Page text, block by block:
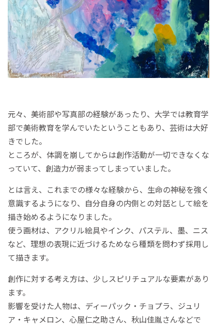
元々、美術部や写真部の経験があったり、大学では教育学
部で美術教育を学んでいたということもあり、芸術は大好
きでした。
ところが、体調を崩してからは創作活動が一切できなくな
っていて、創造力が弱まってしまっていました。
とは言え、これまでの様々な経験から、生命の神秘を強く
意識するようになり、自分自身の内側との対話として絵を
描き始めるようになりました。
使う画材は、アクリル絵具やインク、パステル、墨、ニス
など、理想の表現に近づけるためなら種類を問わず採用し
て描きます。
創作に対する考え方は、少しスピリチュアルな要素があり
ます。
影響を受けた人物は、ディーパック・チョプラ、ジュリ
ア・キャメロン、心屋仁之助さん、秋山佳胤さんなどで